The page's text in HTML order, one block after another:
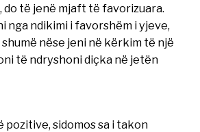
do të jenë mjaft të favorizuara.
nga ndikimi i favorshëm i yjeve,
nëse jeni në kërkim të një
të ndryshoni diçka në jetën
pozitive, sidomos sa i takon